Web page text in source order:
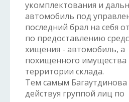
укомплектования и
автомобиль под
последний брал на себя
по предоставлению
хищения - автомобиль, а
похищенного имущества
территории склада.
Тем самым
действуя группой лиц по